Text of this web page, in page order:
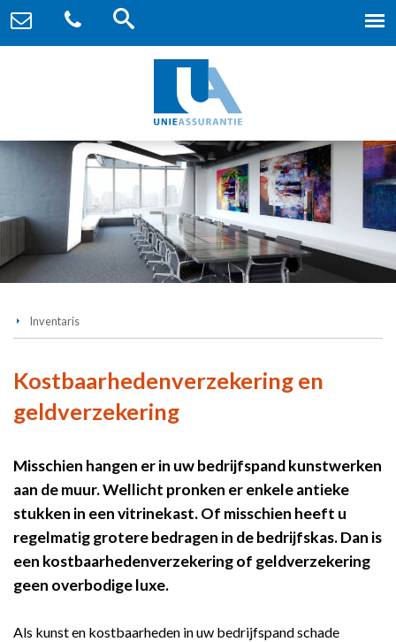
Inventaris
Kostbaarhedenverzekering en
geldverzekering
Misschien hangen er in uw bedrijfspand kunstwerken
aan de muur. Wellicht pronken er enkele antieke
stukken in een vitrinekast. Of misschien heeft u
regelmatig grotere bedragen in de bedrijfskas. Dan is
een kostbaarhedenverzekering of geldverzekering
geen overbodige luxe.
Als kunst en kostbaarheden in uw bedrijfspand schade